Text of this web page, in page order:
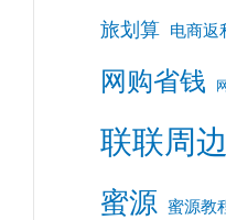
旅划算 电商返
网购省钱
联联周
蜜源 蜜源教